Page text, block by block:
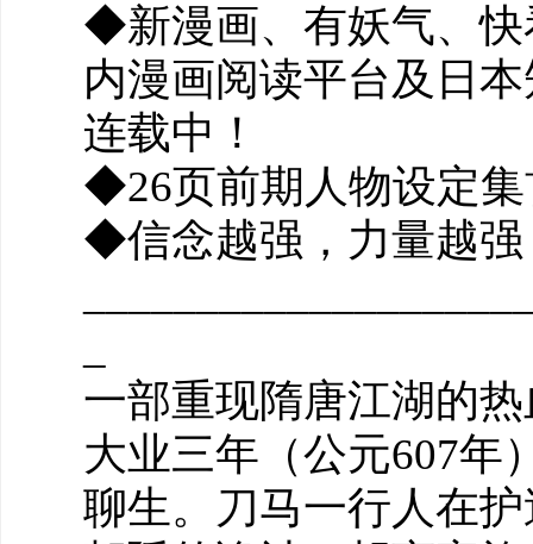
◆新漫画、有妖气、快
内漫画阅读平台及日
连载中！
◆26页前期人物设定
◆信念越强，力量越强
一部重现隋唐江湖的
大业三年（公元607年
聊生。刀马一行人在